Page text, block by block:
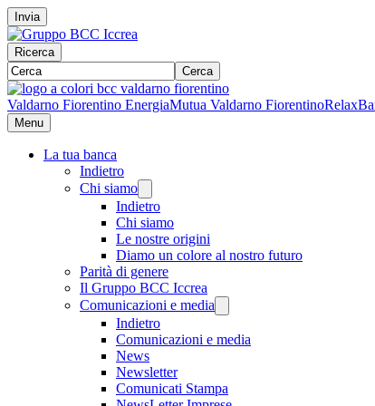
Invia
Ricerca
Cerca
Valdarno Fiorentino EnergiaMutua Valdarno Fiorentino
Menu
La tua banca
Indietro
Chi siamo
Indietro
Chi siamo
Le nostre origini
Diamo un colore al nostro futuro
Parità di genere
Il Gruppo BCC Iccrea
Comunicazioni e media
Indietro
Comunicazioni e media
News
Newsletter
Comunicati Stampa